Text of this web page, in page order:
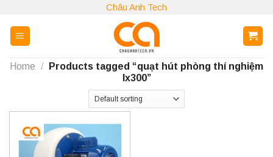
content
Châu Anh Tech
Home /
Products tagged “quạt hút phòng thí nghiệm
lx300”